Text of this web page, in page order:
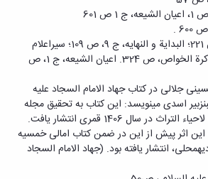
: [13] الطبقات، ج 5، ص 221؛ البدایة و النهایه، ج 9، ص 109؛ سیراعلام
النبلا، ج 4، ص 386؛ تذکرة الخواص، ص 324. اعیان الشیعه، ج 1، ص
جلالی در کتاب جهاد الامام السجاد علیه
اسدی می‏نویسد: این کتاب به تحقیق مجله
تراثنا در موسسه آل‏البیت لاحیاء التراث در سال 1406 قمری انتشار یافت.
اثر پیش از این در ضمن کتاب امالی خمسیه
انتشار یافته بود. (جهاد الامام السجاد